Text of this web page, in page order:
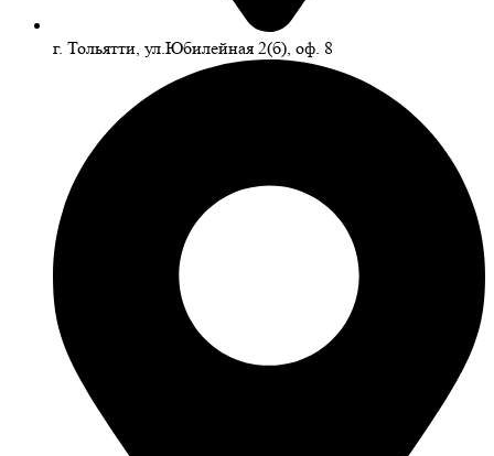
г. Тольятти, ул.Юбилейная 2(б), оф. 8